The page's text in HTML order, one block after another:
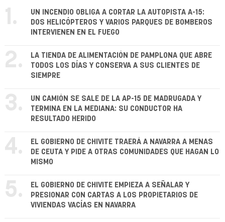
1.
UN INCENDIO OBLIGA A CORTAR LA AUTOPISTA A-15:
DOS HELICÓPTEROS Y VARIOS PARQUES DE BOMBEROS
INTERVIENEN EN EL FUEGO
2.
LA TIENDA DE ALIMENTACIÓN DE PAMPLONA QUE ABRE
TODOS LOS DÍAS Y CONSERVA A SUS CLIENTES DE
SIEMPRE
3.
UN CAMIÓN SE SALE DE LA AP-15 DE MADRUGADA Y
TERMINA EN LA MEDIANA: SU CONDUCTOR HA
RESULTADO HERIDO
4.
EL GOBIERNO DE CHIVITE TRAERÁ A NAVARRA A MENAS
DE CEUTA Y PIDE A OTRAS COMUNIDADES QUE HAGAN LO
MISMO
5.
EL GOBIERNO DE CHIVITE EMPIEZA A SEÑALAR Y
PRESIONAR CON CARTAS A LOS PROPIETARIOS DE
VIVIENDAS VACÍAS EN NAVARRA